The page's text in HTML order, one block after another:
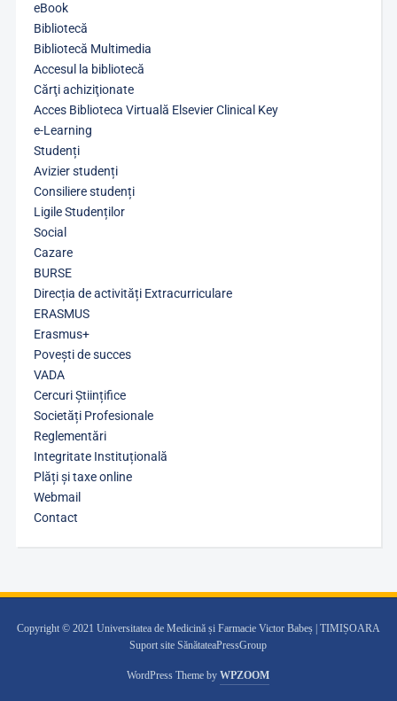
eBook
Bibliotecă
Bibliotecă Multimedia
Accesul la bibliotecă
Cărţi achiziţionate
Acces Biblioteca Virtuală Elsevier Clinical Key
e-Learning
Studenți
Avizier studenți
Consiliere studenți
Ligile Studenților
Social
Cazare
BURSE
Direcția de activități Extracurriculare
ERASMUS
Erasmus+
Povești de succes
VADA
Cercuri Științifice
Societăți Profesionale
Reglementări
Integritate Instituțională
Plăți și taxe online
Webmail
Contact
Copyright © 2021 Universitatea de Medicină și Farmacie Victor Babeș | TIMIȘOARA
Suport site SănătateaPressGroup
WordPress Theme byWPZOOM